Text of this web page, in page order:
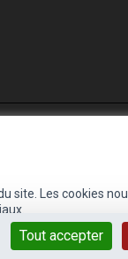
Tout accepter
site. Les cookies